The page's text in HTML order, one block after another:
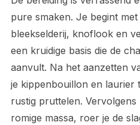
pure smaken. Je begint
bleekselderij, knoflook en
een kruidige basis die de
aanvult. Na het aanzetten
je kippenbouillon en laurier
rustig pruttelen.
romige massa, roer je de